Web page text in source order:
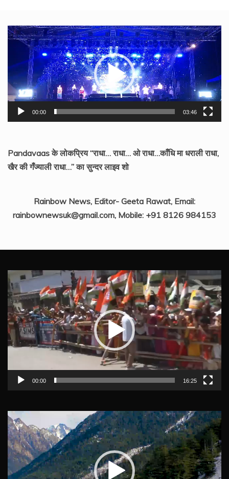
Video
Player
00:00 03:46
Pandavaas के लोकप्रिय “राधा… राधा… ओ राधा…काँधि मा धराली राधा,
खैर की गँज्याली राधा…” का सुन्दर लाइव शो
Rainbow News, Editor- Geeta Rawat, Email:
rainbownewsuk@gmail.com, Mobile: +91 8126 984153
Video
Player
00:00 16:25
Video
Player